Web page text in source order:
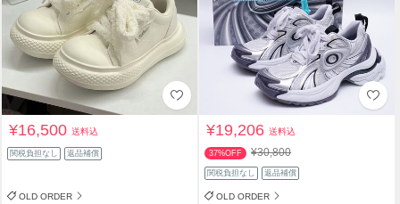
¥16,500送料込
関税負担なし 返品補償
OLD ORDER
¥19,206送料込
37%OFF ¥30,800
関税負担なし 返品補償
OLD ORDER